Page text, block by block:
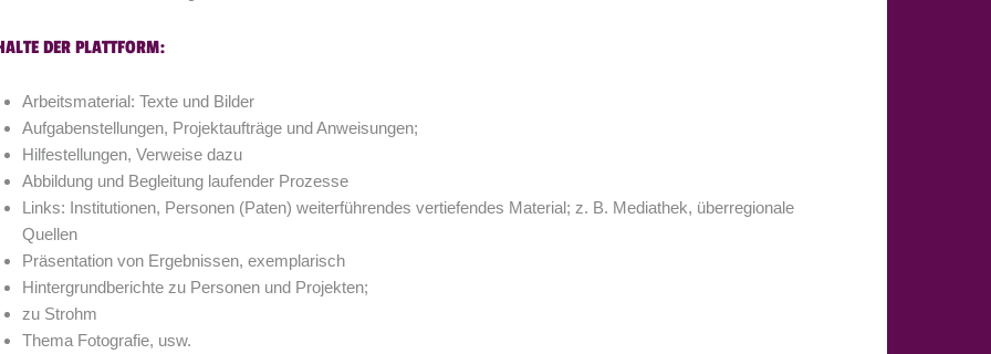
DER PLATTFORM:
Arbeitsmaterial: Texte und Bilder
Aufgabenstellungen, Projektaufträge und Anweisungen;
Hilfestellungen, Verweise dazu
Abbildung und Begleitung laufender Prozesse
Links: Institutionen, Personen (Paten) weiterführendes vertiefendes Material; z. B. Mediathek, überregionale
Quellen
Präsentation von Ergebnissen, exemplarisch
Hintergrundberichte zu Personen und Projekten;
zu Strohm
Thema Fotografie, usw.